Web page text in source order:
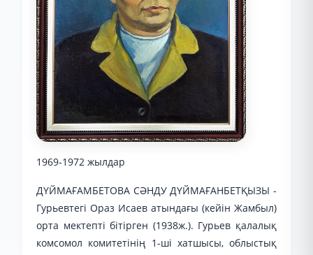
1969-1972 жылдар
ДҮЙМАҒАМБЕТОВА СӘНДУ ДҮЙМАҒАНБЕТҚЫЗЫ -
Гурьевтегі Ораз Исаев атындағы (кейін Жамбыл)
орта мектепті бітірген (1938ж.). Гурьев қалалық
комсомол комитетінің 1-ші хатшысы, облыстық